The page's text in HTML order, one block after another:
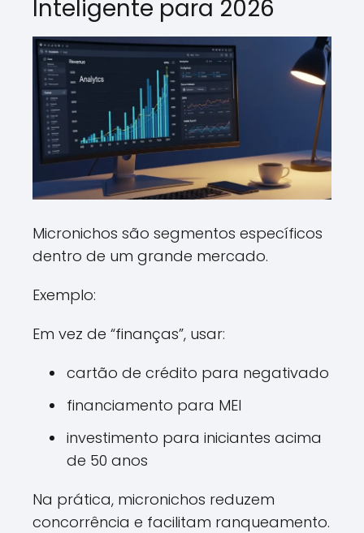
Inteligente para 2026
Micronichos são segmentos específicos
dentro de um grande mercado.
Exemplo:
Em vez de “finanças”, usar:
cartão de crédito para negativado
financiamento para MEI
investimento para iniciantes acima
de 50 anos
Na prática, micronichos reduzem
concorrência e facilitam ranqueamento.